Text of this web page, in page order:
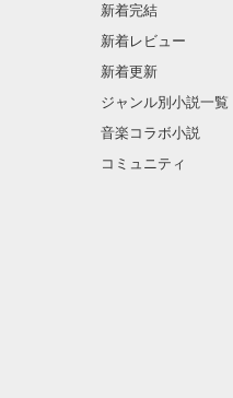
新着完結
新着レビュー
新着更新
ジャンル別小説一覧
音楽コラボ小説
コミュニティ